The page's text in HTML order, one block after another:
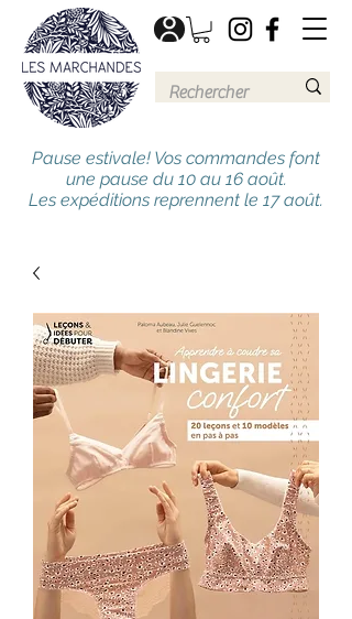
Pause estivale! Vos commandes font
une pause du 10 au 16 août.
Les expéditions reprennent le 17 août.